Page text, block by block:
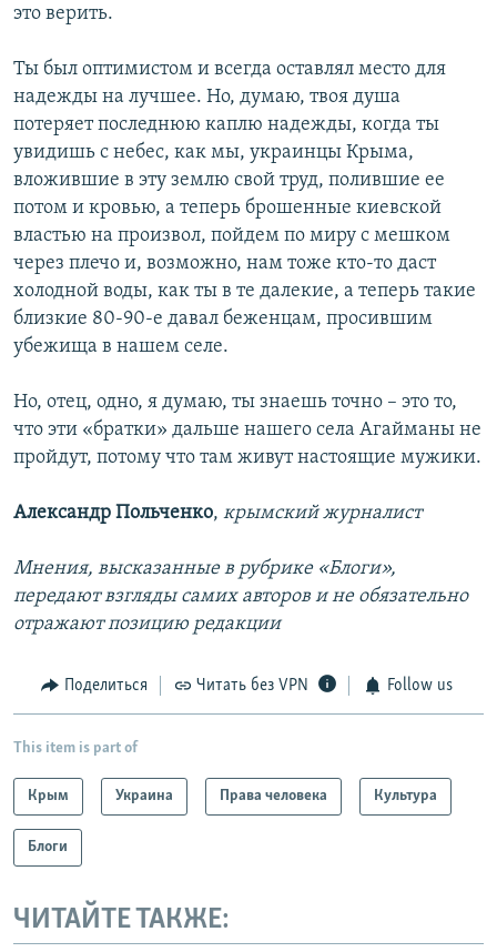
это верить.
Ты был оптимистом и всегда оставлял место для
надежды на лучшее. Но, думаю, твоя душа
потеряет последнюю каплю надежды, когда ты
увидишь с небес, как мы, украинцы Крыма,
вложившие в эту землю свой труд, полившие ее
потом и кровью, а теперь брошенные киевской
властью на произвол, пойдем по миру с мешком
через плечо и, возможно, нам тоже кто-то даст
холодной воды, как ты в те далекие, а теперь такие
близкие 80-90-е давал беженцам, просившим
убежища в нашем селе.
Но, отец, одно, я думаю, ты знаешь точно – это то,
что эти «братки» дальше нашего села Агайманы не
пройдут, потому что там живут настоящие мужики.
Александр Польченко, крымский журналист
Мнения, высказанные в рубрике «Блоги»,
передают взгляды самих авторов и не обязательно
отражают позицию редакции
Поделиться Читать без VPN Follow us
This item is part of
Крым Украина Права человека Культура
Блоги
ЧИТАЙТЕ ТАКЖЕ: